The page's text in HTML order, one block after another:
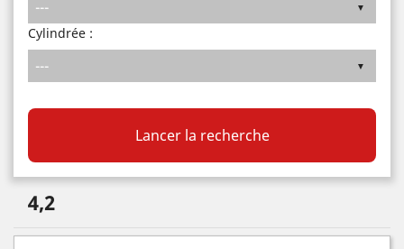
Cylindrée :
Lancer la recherche
4,2